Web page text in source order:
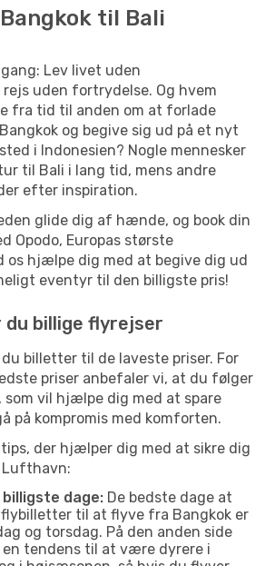
til Bali
Lev livet uden
uden fortrydelse. Og hvem
fra tid til anden om at forlade
og begive sig ud på et nyt
i Indonesien? Nogle mennesker
til Bali i lang tid, mens andre
efter inspiration.
glide dig af hænde, og book din
Opodo, Europas største
os hjælpe dig med at begive dig ud
eventyr til den billigste pris!
du billige flyrejser
du billetter til de laveste priser. For
priser anbefaler vi, at du følger
som vil hjælpe dig med at spare
på kompromis med komforten.
der hjælper dig med at sikre dig
Lufthavn:
billigste dage: De bedste dage at
til at flyve fra Bangkok er
og torsdag. På den anden side
tendens til at være dyrere i